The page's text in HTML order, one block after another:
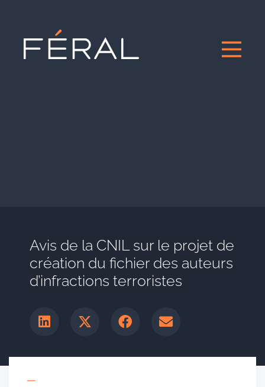
Avis de la CNIL sur le projet de
création du fichier des auteurs
d’infractions terroristes
—